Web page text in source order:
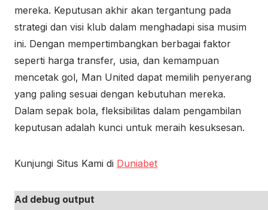
mereka. Keputusan akhir akan tergantung pada
strategi dan visi klub dalam menghadapi sisa musim
ini. Dengan mempertimbangkan berbagai faktor
seperti harga transfer, usia, dan kemampuan
mencetak gol, Man United dapat memilih penyerang
yang paling sesuai dengan kebutuhan mereka.
Dalam sepak bola, fleksibilitas dalam pengambilan
keputusan adalah kunci untuk meraih kesuksesan.
Kunjungi Situs Kami di Duniabet
Ad debug output